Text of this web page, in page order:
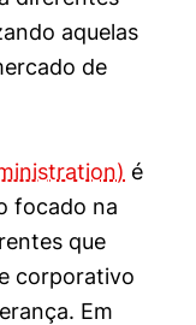
aquelas
de
é
focado na
que
corporativo
Em